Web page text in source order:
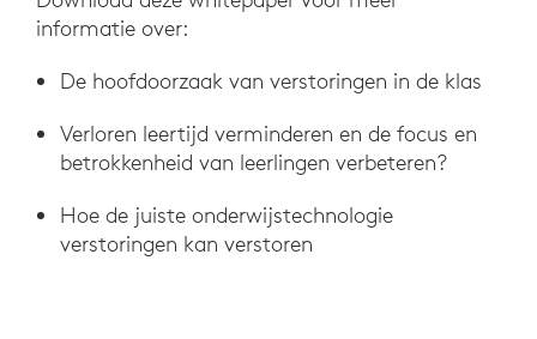
informatie over:
De hoofdoorzaak van verstoringen in de klas
Verloren leertijd verminderen en de focus en
betrokkenheid van leerlingen verbeteren?
Hoe de juiste onderwijstechnologie
verstoringen kan verstoren